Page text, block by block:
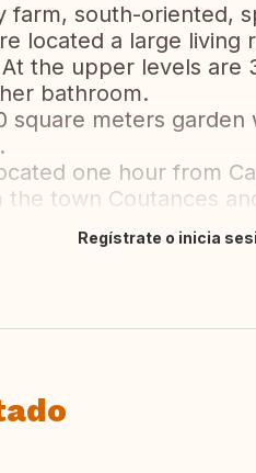
farm, south-oriented,
located a large living
the upper levels are
bathroom.
square meters
one hour from
town Coutances
Regístrate o inicia